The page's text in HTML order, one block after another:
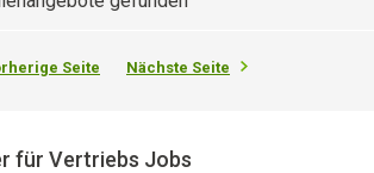
Seite Nächste Seite
für Vertriebs Jobs